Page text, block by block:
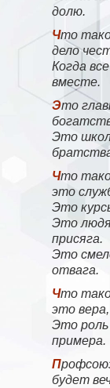
долю.
Что такое профсоюз —
дело
Когда
вместе.
Это главное наше
Это
Что такое профсоюз —
это
Это
Это
присяга.
Это
отвага.
Что такое профсоюз —
это вера,
Это
примера.
Профсоюз будет жить,
будет